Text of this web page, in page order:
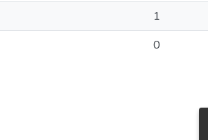
1
0